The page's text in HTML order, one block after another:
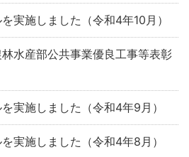
実施しました（令和4年10月）
水産部公共事業優良工事等表彰
実施しました（令和4年9月）
実施しました（令和4年8月）